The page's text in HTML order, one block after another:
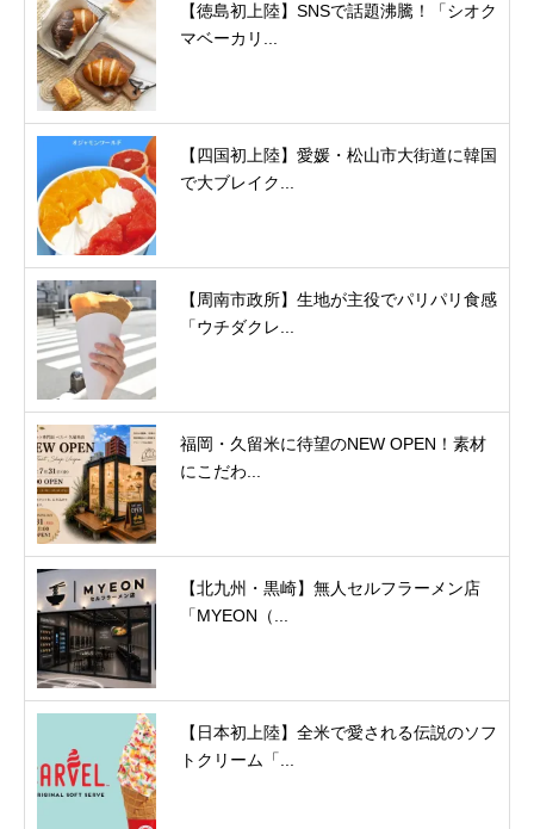
【徳島初上陸】SNSで話題沸騰！「シオク
マベーカリ...
【四国初上陸】愛媛・松山市大街道に韓国
で大ブレイク...
【周南市政所】生地が主役でパリパリ食感
「ウチダクレ...
福岡・久留米に待望のNEW OPEN！素材
にこだわ...
【北九州・黒崎】無人セルフラーメン店
「MYEON（...
【日本初上陸】全米で愛される伝説のソフ
トクリーム「...